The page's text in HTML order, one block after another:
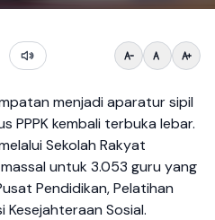
menjadi aparatur sipil
PPPK kembali terbuka lebar.
Sekolah Rakyat
untuk 3.053 guru yang
Pendidikan, Pelatihan
Kesejahteraan Sosial.